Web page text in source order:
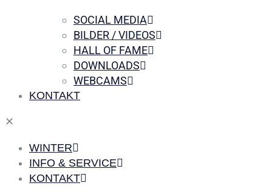
SOCIAL MEDIA
BILDER / VIDEOS
HALL OF FAME
DOWNLOADS
WEBCAMS
KONTAKT
✕
WINTER
INFO & SERVICE
KONTAKT